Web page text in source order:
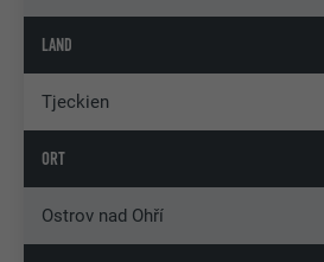
LAND
Tjeckien
ORT
Ostrov nad Ohří